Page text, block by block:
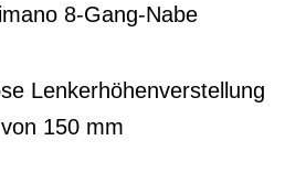
8-Gang-Nabe
Lenkerhöhenverstellung
150 mm